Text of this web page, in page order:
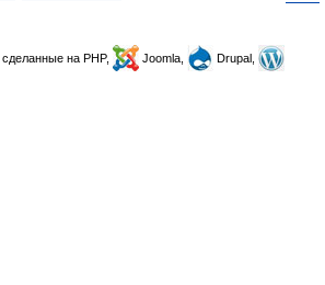
, сделанные на PHP, Joomla,
Drupal,